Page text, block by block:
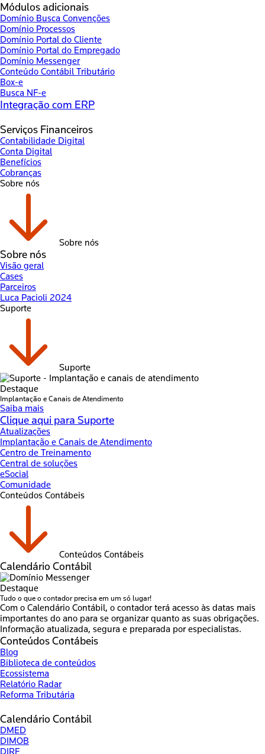
Módulos adicionais
Domínio Busca Convenções
Domínio Processos
Domínio Portal do Cliente
Domínio Portal do Empregado
Domínio Messenger
Conteúdo Contábil Tributário
Box-e
Busca NF-e
Integração com ERP
Serviços Financeiros
Contabilidade Digital
Conta Digital
Benefícios
Cobranças
Sobre nós
Sobre nós
Sobre nós
Visão geral
Cases
Parceiros
Luca Pacioli 2024
Suporte
Suporte
Destaque
Implantação e Canais de Atendimento
Saiba mais
Clique aqui para Suporte
Atualizações
Implantação e Canais de Atendimento
Centro de Treinamento
Central de soluções
eSocial
Comunidade
Conteúdos Contábeis
Conteúdos Contábeis
Calendário Contábil
Destaque
Tudo o que o contador precisa em um só lugar!
Com o Calendário Contábil, o contador terá acesso às datas mais
importantes do ano para se organizar quanto as suas obrigações.
Informação atualizada, segura e preparada por especialistas.
Conteúdos Contábeis
Blog
Biblioteca de conteúdos
Ecossistema
Relatório Radar
Reforma Tributária
Calendário Contábil
DMED
DIMOB
DIRF